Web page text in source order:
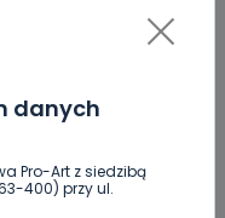
danych
Pro-Art z siedzibą
400) przy ul.